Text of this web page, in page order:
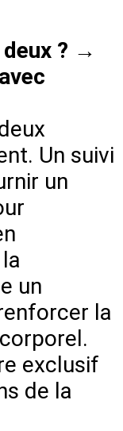
? →
Un suivi
un
un
la
exclusif
de la